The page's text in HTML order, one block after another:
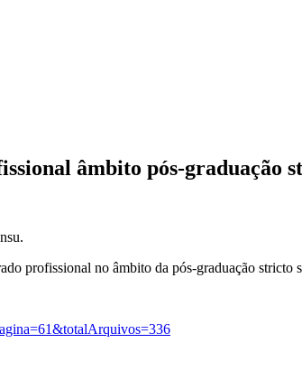
âmbito pós-graduação
profissional no âmbito da pós-graduação stricto